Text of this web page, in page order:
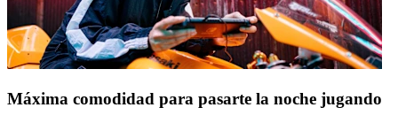
Máxima comodidad para pasarte la noche jugando